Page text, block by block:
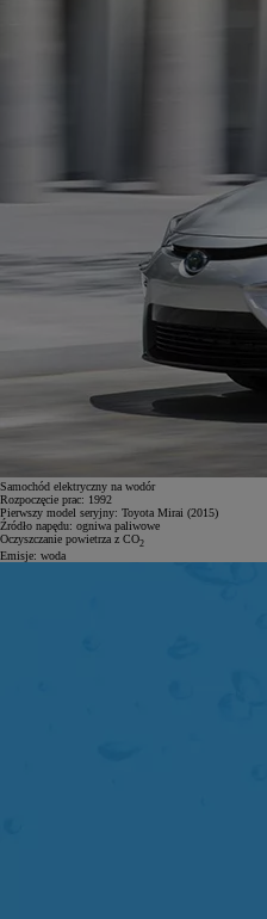
Samochód elektryczny na wodór
Rozpoczęcie prac: 1992
Pierwszy model seryjny: Toyota Mirai (2015)
Źródło napędu: ogniwa paliwowe
Oczyszczanie powietrza z CO2
Emisje: woda